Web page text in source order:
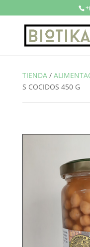
TIENDA/
S COCIDOS 450 G